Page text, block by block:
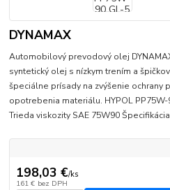
DYNAMAX
Automobilový prevodový olej
syntetický olej s nízkym trením a
špeciálne prísady na zvýšenie ochrany
opotrebenia materiálu. HYPOL PP75W-
Trieda viskozity SAE 75W90
198,03 €/ks
161 € bez DPH